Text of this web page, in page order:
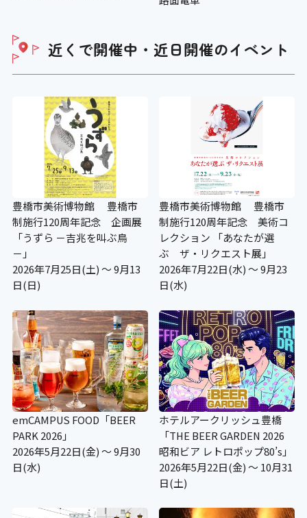
ベビーカーの貸し出し
老眼鏡の貸し出し
×
授乳コーナー
×
補助犬の入場可
〇
補助犬用のトイレ
×
施設の点字案内
階段手すり点字シート
近くで開催中・近日開催のイベント
豊橋市美術博物館 豊橋市
制施行120周年記念 企画展
「うずら －吉兆を叫ぶ鳥
－」
2026年7月25日(土) ～ 9月13
日(日)
豊橋市美術博物館 豊橋市
制施行120周年記念 美術コ
レクション 「あなたが選
ぶ ザ・リクエスト展」
2026年7月22日(水) ～ 9月23
日(水)
emCAMPUS FOOD「BEER
PARK 2026」
2026年5月22日(金) ～ 9月30
日(水)
ホテルアークリッシュ豊橋
「THE BEER GARDEN 2026
昭和ビア レトロポップ80’s」
2026年5月22日(金) ～ 10月31
日(土)